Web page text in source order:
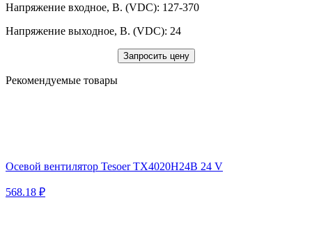
Напряжение входное, В. (VDC): 127-370
Напряжение выходное, В. (VDC): 24
Запросить цену
Рекомендуемые товары
Осевой вентилятор Tesoer TX4020H24B 24 V
568.18 ₽